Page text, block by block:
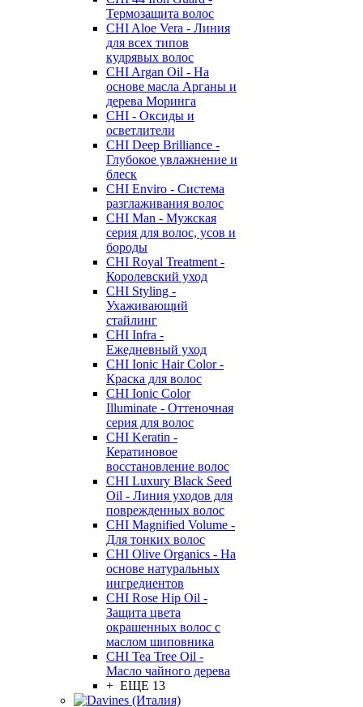
Термозащита волос
CHI Aloe Vera - Линия
для всех типов
кудрявых волос
CHI Argan Oil - На
основе масла Арганы и
дерева Моринга
CHI - Оксиды и
осветлители
CHI Deep Brilliance -
Глубокое увлажнение и
блеск
CHI Enviro - Система
разглаживания волос
CHI Man - Мужская
серия для волос, усов и
бороды
CHI Royal Treatment -
Королевский уход
CHI Styling -
Ухаживающий
стайлинг
CHI Infra -
Ежедневный уход
CHI Ionic Hair Color -
Краска для волос
CHI Ionic Color
Illuminate - Оттеночная
серия для волос
CHI Keratin -
Кератиновое
восстановление волос
CHI Luxury Black Seed
Oil - Линия уходов для
поврежденных волос
CHI Magnified Volume -
Для тонких волос
CHI Olive Organics - На
основе натуральных
ингредиентов
CHI Rose Hip Oil -
Защита цвета
окрашенных волос с
маслом шиповника
CHI Tea Tree Oil -
Масло чайного дерева
+ ЕЩЕ 13